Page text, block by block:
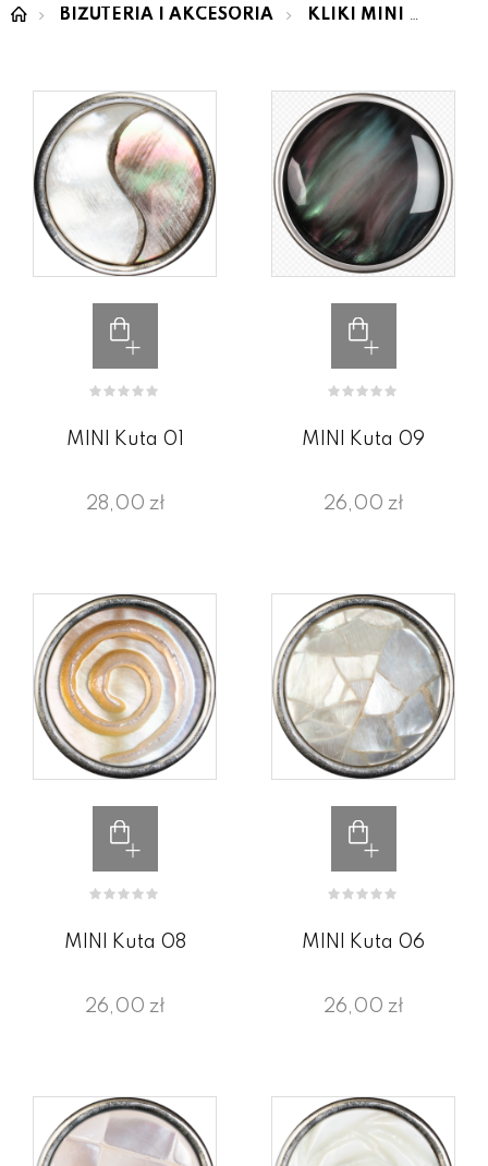
BIŻUTERIA I AKCESORIA KLIKI MINI
MINI Kuta 01
28,00 zł
MINI Kuta 09
26,00 zł
MINI Kuta 08
26,00 zł
MINI Kuta 06
26,00 zł